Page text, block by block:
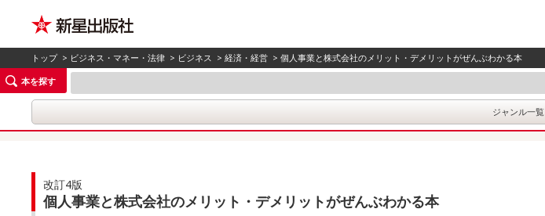
トップ > ビジネス・マネー・法律 > ビジネス >経済・経営 > 個人事業と株式会社のメリット・デメリットがぜんぶわかる本
本を探す
ジャンル一覧
改訂4版
個人事業と株式会社のメリット・デメリットがぜんぶわかる本